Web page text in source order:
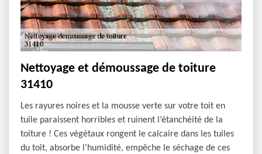
Nettoyage et démoussage de toiture
31410
Les rayures noires et la mousse verte sur votre toit en
tuile paraissent horribles et ruinent l’étanchéité de la
toiture ! Ces végétaux rongent le calcaire dans les tuiles
du toit, absorbe l'humidité, empêche le séchage de ces